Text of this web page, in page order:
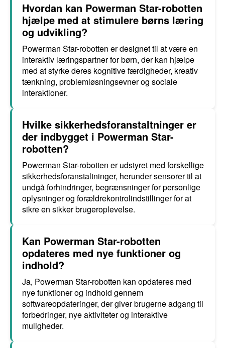
Hvordan kan Powerman Star-robotten
hjælpe med at stimulere børns læring
og udvikling?
Powerman Star-robotten er designet til at være en
interaktiv læringspartner for børn, der kan hjælpe
med at styrke deres kognitive færdigheder, kreativ
tænkning, problemløsningsevner og sociale
interaktioner.
Hvilke sikkerhedsforanstaltninger er
der indbygget i Powerman Star-
robotten?
Powerman Star-robotten er udstyret med forskellige
sikkerhedsforanstaltninger, herunder sensorer til at
undgå forhindringer, begrænsninger for personlige
oplysninger og forældrekontrolindstillinger for at
sikre en sikker brugeroplevelse.
Kan Powerman Star-robotten
opdateres med nye funktioner og
indhold?
Ja, Powerman Star-robotten kan opdateres med
nye funktioner og indhold gennem
softwareopdateringer, der giver brugerne adgang til
forbedringer, nye aktiviteter og interaktive
muligheder.